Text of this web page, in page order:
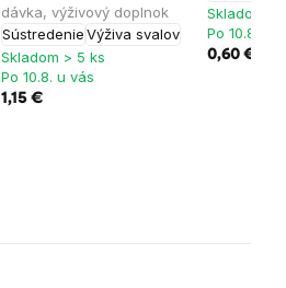
dávka, výživový doplnok
SústredenieVýživa svalov
Skladom > 5 ks
Po 10.8. u vás
1,15 €
Skladom >
Po 10.8. u
0,60 €